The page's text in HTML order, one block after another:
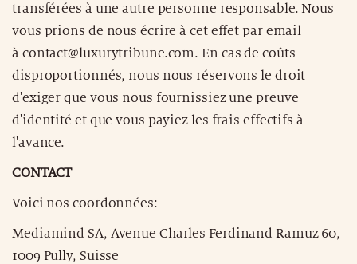
transférées à une autre personne responsable. Nous
vous prions de nous écrire à cet effet par email
à contact@luxurytribune.com. En cas de coûts
disproportionnés, nous nous réservons le droit
d'exiger que vous nous fournissiez une preuve
d'identité et que vous payiez les frais effectifs à
l'avance.
CONTACT
Voici nos coordonnées:
Mediamind SA, Avenue Charles Ferdinand Ramuz 60,
1009 Pully, Suisse